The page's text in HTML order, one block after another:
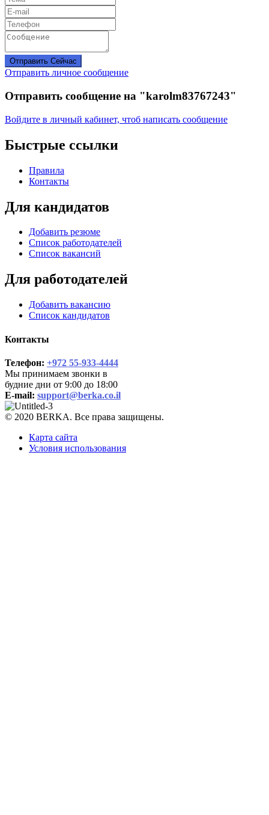
Отправить Сейчас
Отправить личное сообщение
Отправить сообщение на "karolm83767243"
Войдите в личный кабинет, чтоб написать сообщение
Быстрые ссылки
Правила
Контакты
Для кандидатов
Добавить резюме
Список работодателей
Список вакансий
Для работодателей
Добавить вакансию
Список кандидатов
Контакты
Телефон: +972 55-933-4444
Мы принимаем звонки в
будние дни от 9:00 до 18:00
E-mail: support@berka.co.il
© 2020 BERKA. Все права защищены.
Карта сайта
Условия использования